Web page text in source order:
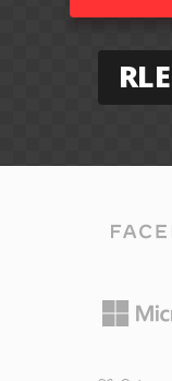
RLE